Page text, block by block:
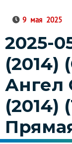
9 мая 2025
2025-
(2014)
Ангел
(2014)